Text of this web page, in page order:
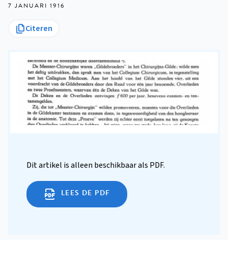
7 JANUARI 1916
Citeren
Dit artikel is alleen beschikbaar als PDF.
LEES DE PDF